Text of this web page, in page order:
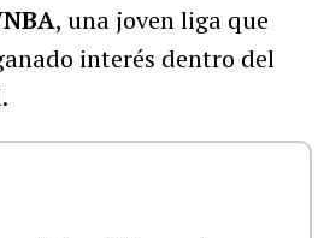
, una joven liga que
interés dentro del